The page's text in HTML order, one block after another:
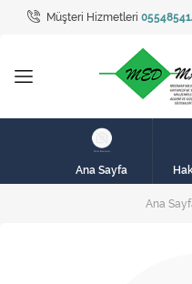
Müşteri Hizmetleri
hasta
HASTA
Ana Sayfa
Ana